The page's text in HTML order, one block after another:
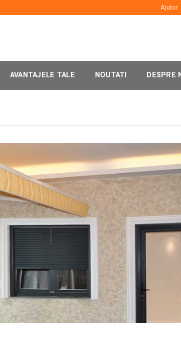
Ajutor
AVANTAJELE TALE NOUTATI DESPRE